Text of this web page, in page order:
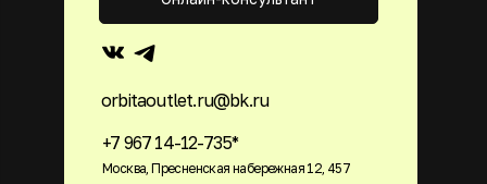
+7 967 14-12-735*
Москва, Пресненская набережная 12, 457
orbitaoutlet.ru@bk.ru